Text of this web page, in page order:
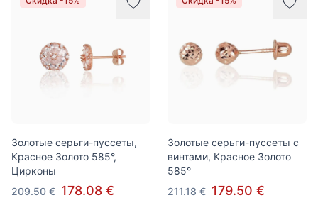
Золотые серьги-пуссеты,
Красное Золото 585°,
Цирконы
209.50 € 178.08 €
Золотые серьги-пуссеты с
винтами, Красное Золото
585°
211.18 € 179.50 €